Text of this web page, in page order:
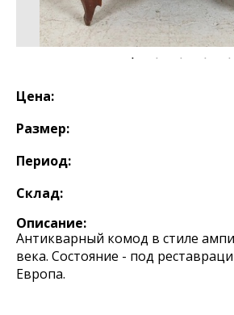
Цена:
Размер:
Период:
Склад:
Описание:
Антикварный комод в стиле
века. Состояние - под
Европа.